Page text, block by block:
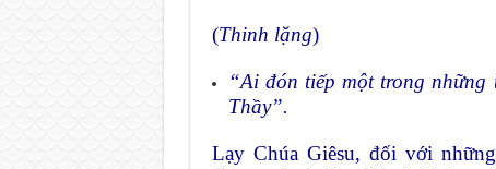
(Thinh lặng)
“Ai đón tiếp một trong
Thầy”.
Lạy Chúa Giêsu, đối với